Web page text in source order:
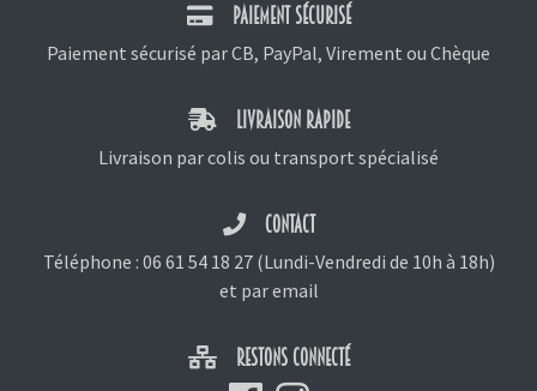
PAIEMENT SÉCURISÉ
Paiement sécurisé par CB, PayPal, Virement ou Chèque
LIVRAISON RAPIDE
Livraison par colis ou transport spécialisé
CONTACT
Téléphone : 06 61 54 18 27(Lundi-Vendredi de 10h à 18h)
et par email
RESTONS CONNECTÉ